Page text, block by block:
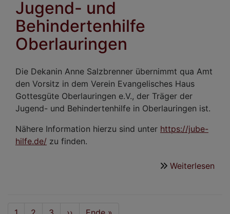
Jugend- und
Behindertenhilfe
Oberlauringen
Die Dekanin Anne Salzbrenner übernimmt qua Amt
den Vorsitz in dem Verein Evangelisches Haus
Gottesgüte Oberlauringen e.V., der Träger der
Jugend- und Behindertenhilfe in Oberlauringen ist.
Nähere Information hierzu sind unter https://jube-
hilfe.de/ zu finden.
Weiterlesen
Seitennummerierung